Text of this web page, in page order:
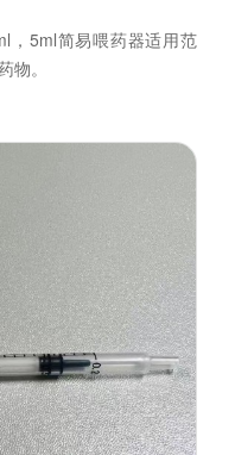
，5ml简易喂药器适用范
物。